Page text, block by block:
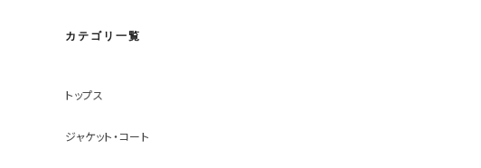
カテゴリ一覧
トップス
ジャケット・コート